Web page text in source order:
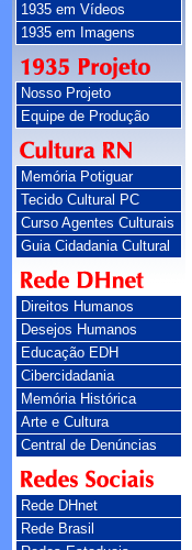
1935 em Vídeos
1935 em Imagens
Nosso Projeto
Equipe de Produção
Memória Potiguar
Tecido Cultural PC
Curso Agentes Culturais
Guia Cidadania Cultural
Direitos Humanos
Desejos Humanos
Educação EDH
Cibercidadania
Memória Histórica
Arte e Cultura
Central de Denúncias
Rede DHnet
Rede Brasil